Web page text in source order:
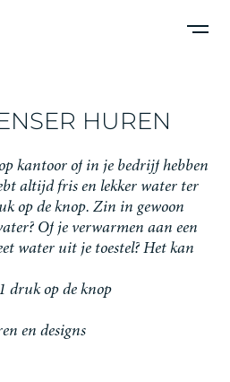
NSER HUREN
p kantoor of in je bedrijf hebben
bt altijd fris en lekker water ter
uk op de knop. Zin in gewoon
ater? Of je verwarmen aan een
et water uit je toestel? Het kan
druk op de knop
en designs